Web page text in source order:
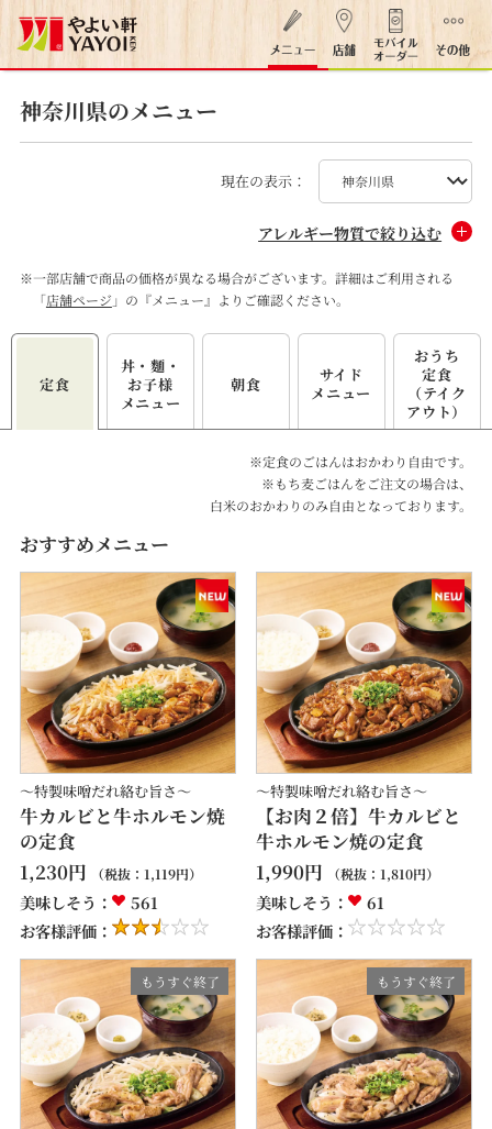
神奈川県のメニュー
現在の表示：
アレルギー物質で絞り込む
※一部店舗で商品の価格が異なる場合がございます。詳細はご利用される
「店舗ページ 」の『メニュー』よりご確認ください。
定食
丼・麵・
お子様
メニュー
朝食
サイド
メニュー
おうち
定食
（テイク
アウト）
※定食のごはんはおかわり自由です。
※もち麦ごはんをご注文の場合は、
白米のおかわりのみ自由となっております。
おすすめメニュー
～特製味噌だれ絡む旨さ～
牛カルビと牛ホルモン焼
の定食
1,230円 （税抜： 1,119円）
美味しそう：
561
お客様評価：
～特製味噌だれ絡む旨さ～
【お肉２倍】牛カルビと
牛ホルモン焼の定食
1,990円 （税抜： 1,810円）
美味しそう：
61
お客様評価：
もうすぐ終了 もうすぐ終了